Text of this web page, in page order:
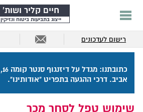
חיים קליר ושות'
ייצוג בתביעות ביטוח ונזיקין
רישום לעדכונים
אביב. דרכי ההגעה בתפריט "אודותינו".
שימוש טפל לסחר מכר